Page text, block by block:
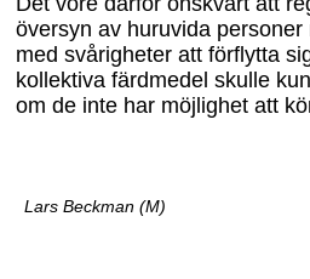
översyn av huruvida
med svårigheter att förflytta
kollektiva färdmedel skulle
om de inte har möjlighet att
Lars Beckman (M)